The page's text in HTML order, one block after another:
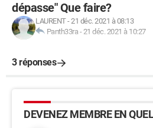
dépasse" Que faire?
LAURENT-21 déc. 2021 à 08:13
Panth33ra -21 déc. 2021 à 10:27
3 réponses
DEVENEZ MEMBRE EN